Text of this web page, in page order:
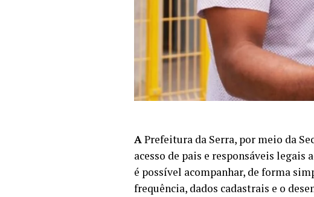
APrefeitura da Serra, por meio da
acesso de pais e responsáveis legais
é possível acompanhar, de forma
frequência, dados cadastrais e o